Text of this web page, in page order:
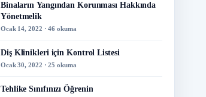
Binaların Yangından Korunması Hakkında
Yönetmelik
Ocak 14, 2022 · 46 okuma
Diş Klinikleri için Kontrol Listesi
Ocak 30, 2022 · 25 okuma
Tehlike Sınıfınızı Öğrenin